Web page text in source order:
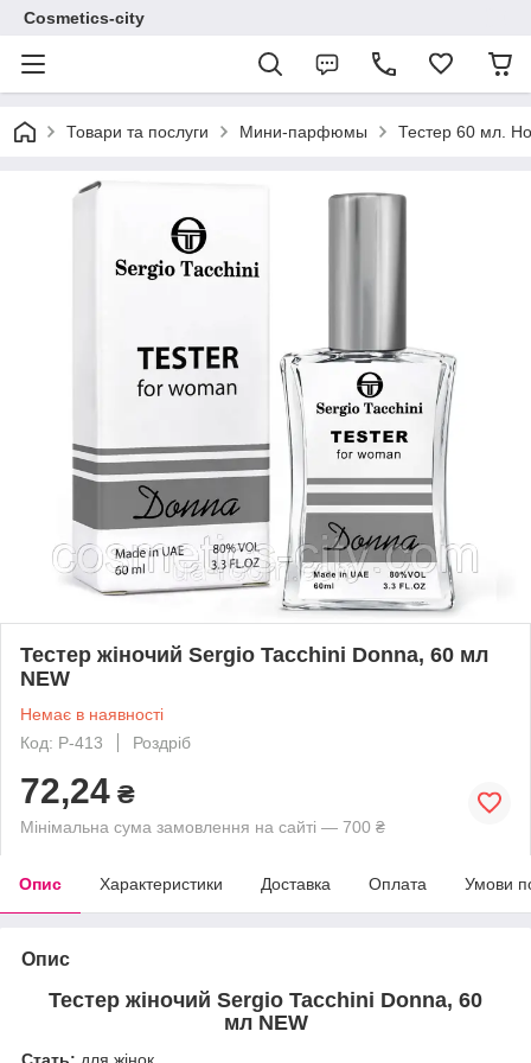
Cosmetics-city
Товари та послуги Мини-парфюмы Тестер 60 мл.
Тестер жіночий Sergio Tacchini Donna, 60 мл
NEW
Немає в наявності
Код: P-413
Роздріб
72,24 ₴
Мінімальна сума замовлення на сайті — 700 ₴
Опис Характеристики Доставка Оплата Умови
Опис
Тестер жіночий Sergio Tacchini Donna, 60
мл NEW
Стать: для жінок